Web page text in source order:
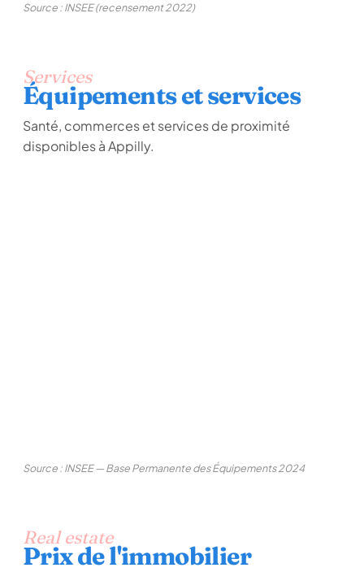
Source : INSEE (recensement 2022)
Services
Équipements et services
Santé, commerces et services de proximité
disponibles à Appilly.
Source : INSEE — Base Permanente des Équipements 2024
Real estate
Prix de l'immobilier